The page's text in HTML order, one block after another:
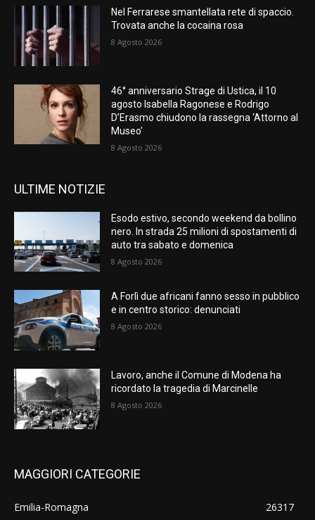
Nel Ferrarese smantellata rete di spaccio.
Trovata anche la cocaina rosa
8 Agosto 2026
46° anniversario Strage di Ustica, il 10
agosto Isabella Ragonese e Rodrigo
D’Erasmo chiudono la rassegna ‘Attorno al
Museo’
8 Agosto 2026
ULTIME NOTIZIE
Esodo estivo, secondo weekend da bollino
nero. In strada 25 milioni di spostamenti di
auto tra sabato e domenica
8 Agosto 2026
A Forlì due africani fanno sesso in pubblico
e in centro storico: denunciati
8 Agosto 2026
Lavoro, anche il Comune di Modena ha
ricordato la tragedia di Marcinelle
8 Agosto 2026
MAGGIORI CATEGORIE
Emilia-Romagna
26317